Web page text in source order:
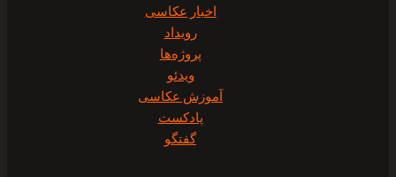
اخبار عکاسی
آموزش عکاسی